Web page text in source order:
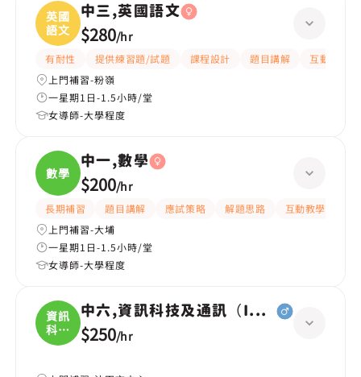
英國
語文
中三,英國語文
$280/hr
有耐性 提供練習題/試題 課程設計 題目講解
互動教學
上門補習-粉嶺
一星期1日-1.5小時/堂
女導師-大學程度
數學
中一,數學
$200/hr
長期補習 題目講解 應試策略 解題思路 互動教學
上門補習-大埔
一星期1日-1.5小時/堂
女導師-大學程度
資訊
科技
及
中六,資訊科技及通訊（ICT）
$250/hr